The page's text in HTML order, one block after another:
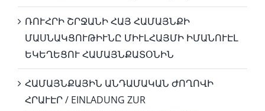
ՌՈՒՀՐԻ ՇՐՋԱՆԻ ՀԱՅ ՀԱՄԱՅՆՔԻ
ՄԱՍՆԱԿՑՈՒԹԻՒՆԸ ՄԻՒԼՀԱՅՄԻ ԻՄԱՆՈՒԷԼ
ԵԿԵՂԵՑՈՒ ՀԱՄԱՅՆՔԱՏՕՆԻՆ
ՀԱՄԱՅՆՔԱՅԻՆ ԱՆԴԱՄԱԿԱՆ ԺՈՂՈՎԻ
ՀՐԱՒԷՐ / EINLADUNG ZUR